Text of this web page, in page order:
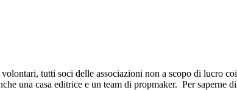
tutti soci delle associazioni non a scopo di lucro
una casa editrice e un team di propmaker. Per saperne